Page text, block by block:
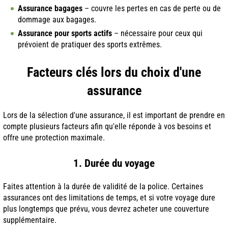
Assurance bagages – couvre les pertes en cas de perte ou de
dommage aux bagages.
Assurance pour sports actifs – nécessaire pour ceux qui
prévoient de pratiquer des sports extrêmes.
Facteurs clés lors du choix d'une
assurance
Lors de la sélection d'une assurance, il est important de prendre en
compte plusieurs facteurs afin qu'elle réponde à vos besoins et
offre une protection maximale.
1. Durée du voyage
Faites attention à la durée de validité de la police. Certaines
assurances ont des limitations de temps, et si votre voyage dure
plus longtemps que prévu, vous devrez acheter une couverture
supplémentaire.